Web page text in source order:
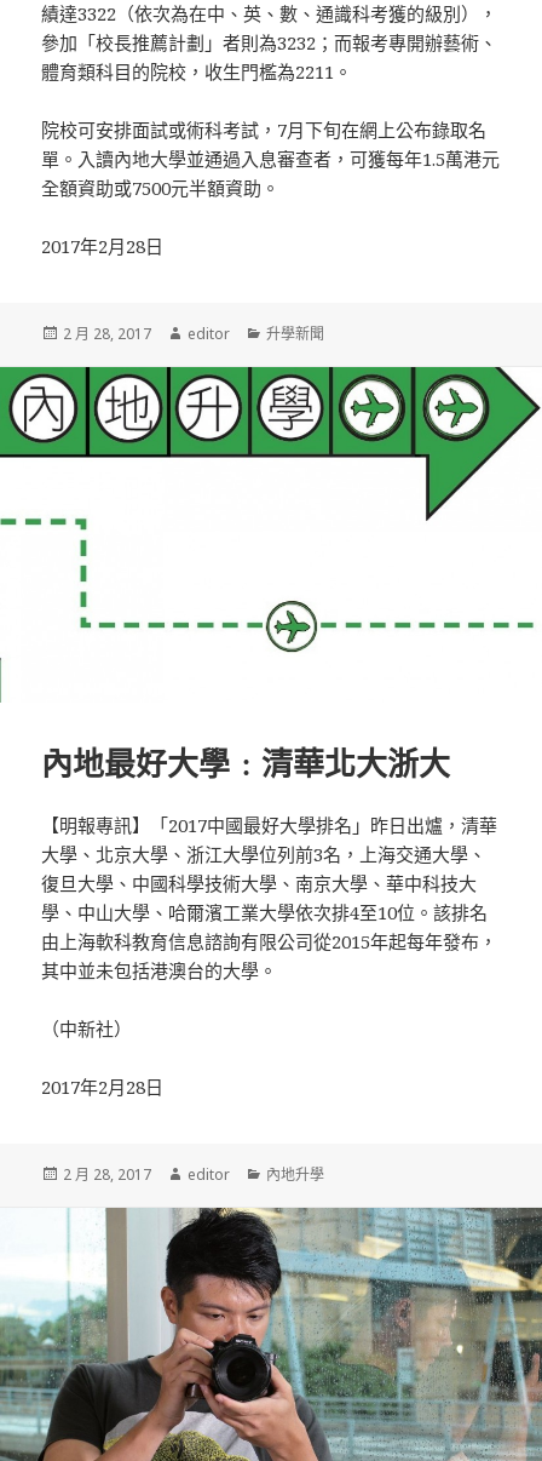
績達3322（依次為在中、英、數、通識科考獲的級別），
參加「校長推薦計劃」者則為3232；而報考專開辦藝術、
體育類科目的院校，收生門檻為2211。
院校可安排面試或術科考試，7月下旬在網上公布錄取名
單。入讀內地大學並通過入息審查者，可獲每年1.5萬港元
全額資助或7500元半額資助。
2017年2月28日
發
於
2 月 28, 2017
作
editor
分
升學新聞
內地最好大學﹕清華北大浙大
【明報專訊】「2017中國最好大學排名」昨日出爐，清華
大學、北京大學、浙江大學位列前3名，上海交通大學、
復旦大學、中國科學技術大學、南京大學、華中科技大
學、中山大學、哈爾濱工業大學依次排4至10位。該排名
由上海軟科教育信息諮詢有限公司從2015年起每年發布，
其中並未包括港澳台的大學。
（中新社）
2017年2月28日
發
2 月 28, 2017
作
editor
分
內地升學